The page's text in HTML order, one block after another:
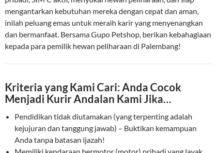
mengantarkan kebutuhan mereka dengan cepat dan aman,
inilah peluang emas untuk meraih karir yang menyenangkan
dan bermanfaat. Bersama Gupo Petshop, berikan kebahagiaan
kepada para pemilik hewan peliharaan di Palembang!
Kriteria yang Kami Cari: Anda Cocok
Menjadi Kurir Andalan Kami Jika…
Pendidikan tidak diutamakan (yang terpenting adalah
kejujuran dan tanggung jawab) – Buktikan kemampuan
Anda tanpa batasan ijazah!